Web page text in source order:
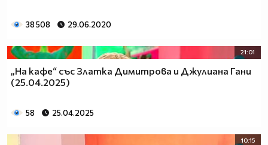
38 508 29.06.2020
21:01
„На кафе“ със Златка Димитрова и Джулиана Гани
(25.04.2025)
58 25.04.2025
10:15